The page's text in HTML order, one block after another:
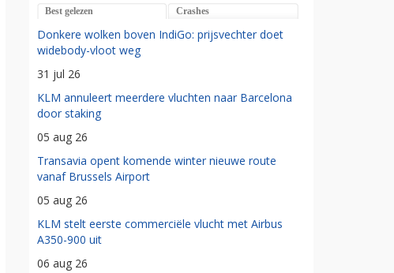
Best gelezen Crashes
Donkere wolken boven IndiGo: prijsvechter doet
widebody-vloot weg
31 jul 26
KLM annuleert meerdere vluchten naar Barcelona
door staking
05 aug 26
Transavia opent komende winter nieuwe route
vanaf Brussels Airport
05 aug 26
KLM stelt eerste commerciële vlucht met Airbus
A350-900 uit
06 aug 26